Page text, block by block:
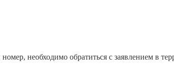
необходимо обратиться с заявлением в